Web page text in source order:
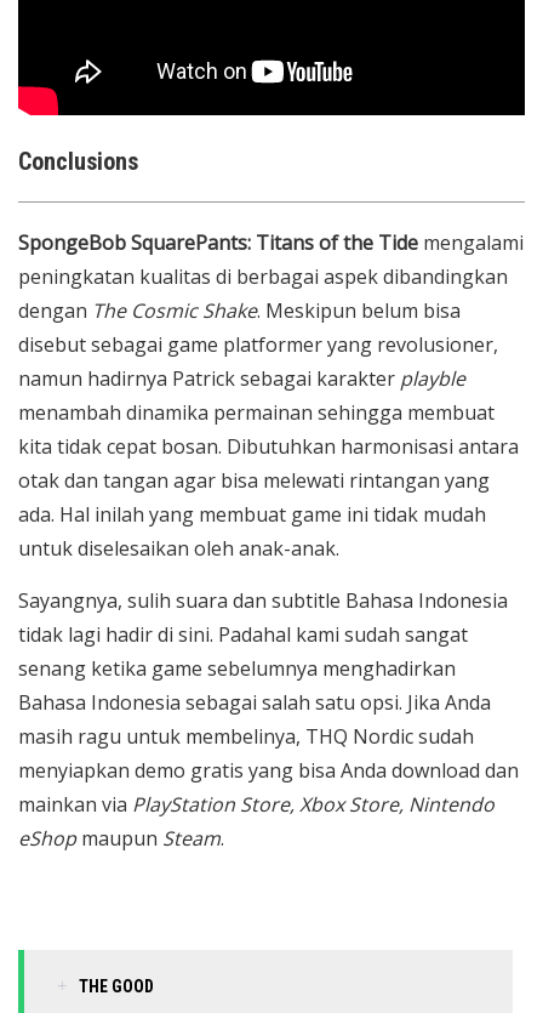
Conclusions
SpongeBob SquarePants: Titans of the Tide mengalami
peningkatan kualitas di berbagai aspek dibandingkan
dengan The Cosmic Shake. Meskipun belum bisa
disebut sebagai game platformer yang revolusioner,
namun hadirnya Patrick sebagai karakter playble
menambah dinamika permainan sehingga membuat
kita tidak cepat bosan. Dibutuhkan harmonisasi antara
otak dan tangan agar bisa melewati rintangan yang
ada. Hal inilah yang membuat game ini tidak mudah
untuk diselesaikan oleh anak-anak.
Sayangnya, sulih suara dan subtitle Bahasa Indonesia
tidak lagi hadir di sini. Padahal kami sudah sangat
senang ketika game sebelumnya menghadirkan
Bahasa Indonesia sebagai salah satu opsi. Jika Anda
masih ragu untuk membelinya, THQ Nordic sudah
menyiapkan demo gratis yang bisa Anda download dan
mainkan via PlayStation Store, Xbox Store, Nintendo
eShopmaupun Steam.
THE GOOD